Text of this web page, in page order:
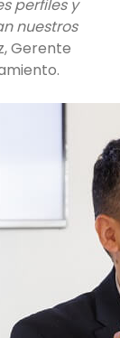
perfiles y
nuestros
Gerente